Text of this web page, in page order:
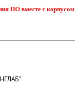
ПО вместе с